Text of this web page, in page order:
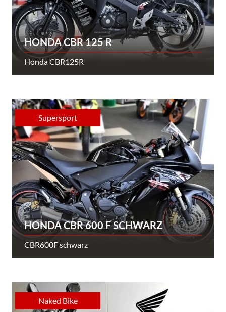
HONDA CBR 125 R
Honda CBR125R
Supersport
HONDA CBR 600 F SCHWARZ
CBR600F schwarz
Naked Bike